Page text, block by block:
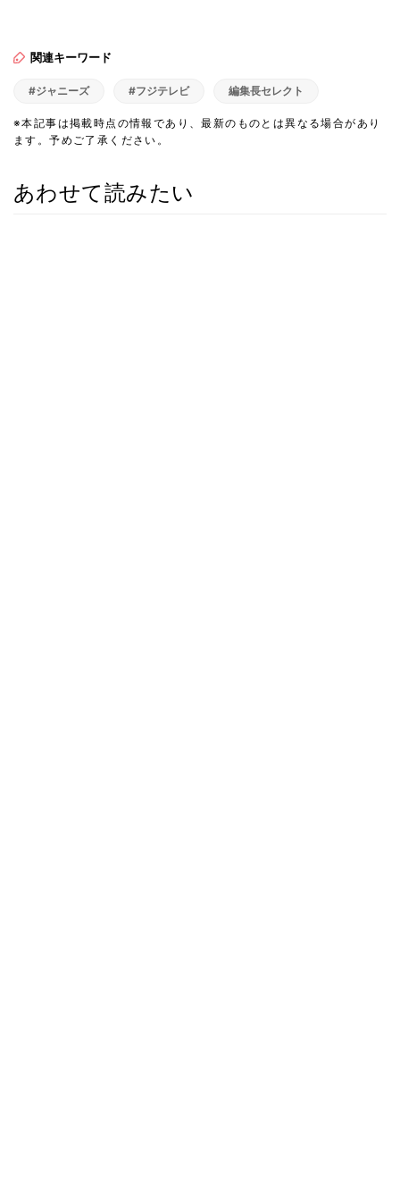
関連キーワード
#ジャニーズ #フジテレビ 編集長セレクト
※本記事は掲載時点の情報であり、最新のものとは異なる場合があり
ます。予めご了承ください。
あわせて読みたい